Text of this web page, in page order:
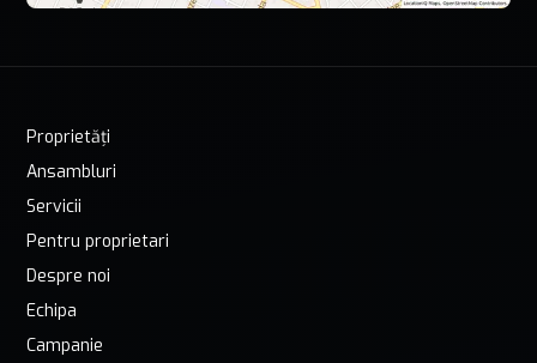
Proprietăți
Ansambluri
Servicii
Pentru proprietari
Despre noi
Echipa
Campanie